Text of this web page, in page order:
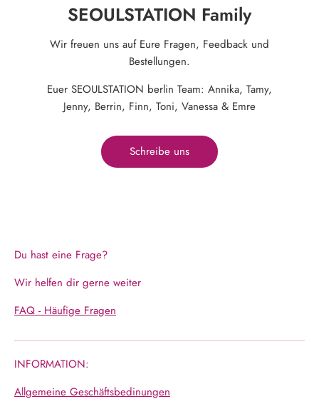
SEOULSTATION Family
Wir freuen uns auf Eure Fragen, Feedback und
Bestellungen.
Euer SEOULSTATION berlin Team: Annika, Tamy,
Jenny, Berrin, Finn, Toni, Vanessa & Emre
Schreibe uns
Du hast eine Frage?
Wir helfen dir gerne weiter
FAQ - Häufige Fragen
INFORMATION:
Allgemeine Geschäftsbedinungen